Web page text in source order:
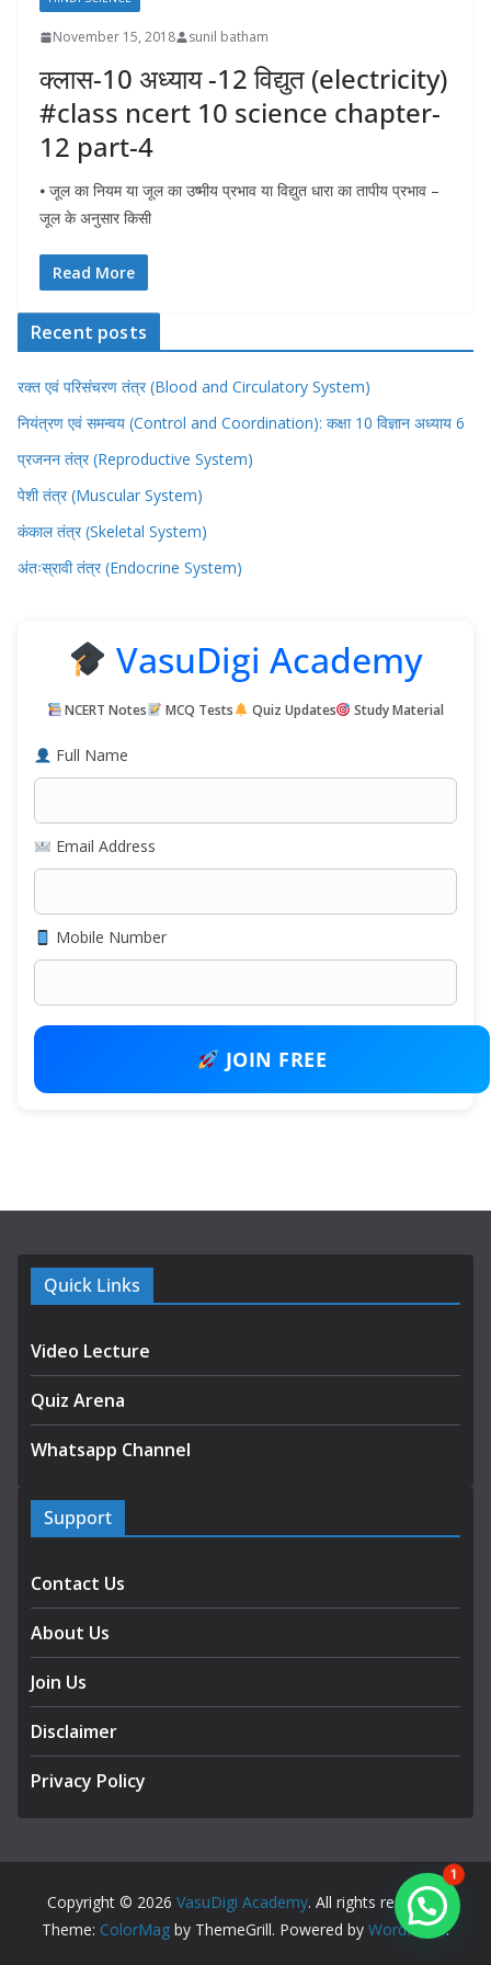
November 15, 2018 sunil batham
क्लास-10 अध्याय -12 विद्युत (electricity)
#class ncert 10 science chapter-
12 part-4
⦁ जूल का नियम या जूल का उष्मीय प्रभाव या विद्युत धारा का तापीय प्रभाव –
जूल के अनुसार किसी
Read More
Recent posts
रक्त एवं परिसंचरण तंत्र (Blood and Circulatory System)
नियंत्रण एवं समन्वय (Control and Coordination): कक्षा 10 विज्ञान अध्याय 6
प्रजनन तंत्र (Reproductive System)
पेशी तंत्र (Muscular System)
कंकाल तंत्र (Skeletal System)
अंतःस्रावी तंत्र (Endocrine System)
VasuDigi Academy
NCERT Notes MCQ Tests Quiz Updates Study Material
Full Name
Email Address
Mobile Number
JOIN FREE
Quick Links
Video Lecture
Quiz Arena
Whatsapp Channel
Support
Contact Us
About Us
Join Us
Disclaimer
Privacy Policy
Copyright © 2026 VasuDigi Academy. All rights reserved.
Theme: ColorMag by ThemeGrill. Powered by WordPress.
1